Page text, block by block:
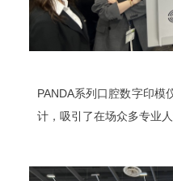
PANDA系列口腔数字印模
计，吸引了在场众多专业人